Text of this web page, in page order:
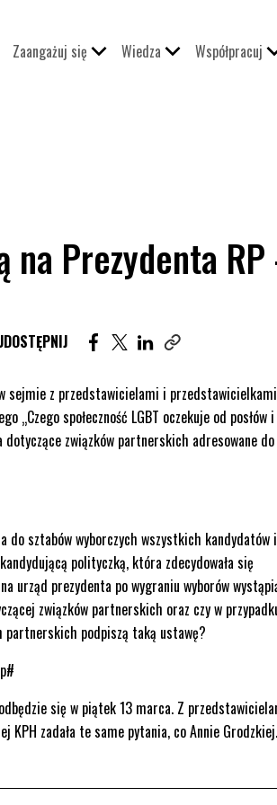
Zaangażuj się Wiedza Współpracuj
na Prezydenta
UDOSTĘPNIJ ARTYKUŁ NA
UDOSTĘPNIJ ARTYKUŁ
UDOSTĘPNIJ
sejmie z przedstawicielami i przedstawicielkami
„Czego społeczność LGBT oczekuje od posłów i
dotyczące związków partnerskich adresowane
do sztabów wyborczych wszystkich kandydatów i
polityczką, która zdecydowała się
urząd prezydenta po wygraniu wyborów
związków partnerskich oraz czy w
partnerskich podpiszą taką ustawę?
się w piątek 13 marca. Z
zadała te same pytania, co Annie Grodzkiej.